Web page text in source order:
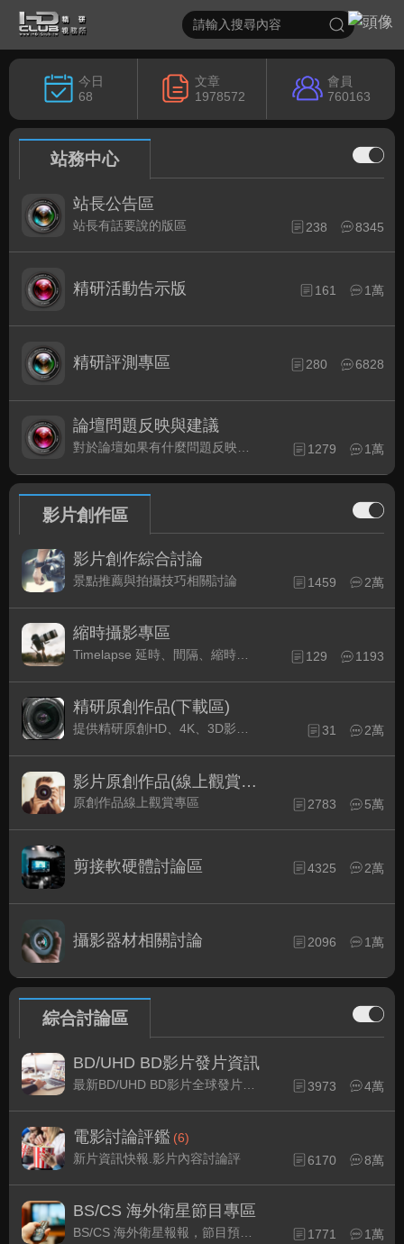
今日
68
文章
1978572
會員
760163
站務中心
站長公告區
站長有話要說的版區 238 8345
精研活動告示版 161 1萬
精研評測專區 280 6828
論壇問題反映與建議
對於論壇如果有什麼問題反映或是建議, 竭誠歡迎在這裡盡情發表 1279 1萬
影片創作區
影片創作綜合討論
景點推薦與拍攝技巧相關討論 1459 2萬
縮時攝影專區
129 1193
精研原創作品(下載區)
提供精研原創HD、4K、3D影片作品下載專區 31 2萬
影片原創作品(線上觀賞區)
原創作品線上觀賞專區 2783 5萬
剪接軟硬體討論區 4325 2萬
攝影器材相關討論 2096 1萬
綜合討論區
BD/UHD BD影片發片資訊
3973 4萬
電影討論評鑑 (6)
新片資訊快報.影片內容討論評
6170 8萬
BS/CS 海外衛星節目專區
1771 1萬